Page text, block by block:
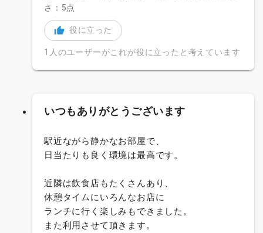
さ：5点
役に立った
1人のユーザーがこれが役に立ったと考えています
いつもありがとうございます
駅近ながら静かなお部屋で、
日当たりも良く環境は最高です。
近隣は飲食店もたくさんあり、
休憩タイムにいろんなお店に
ランチに行く楽しみもできました。
また利用させて頂きます。